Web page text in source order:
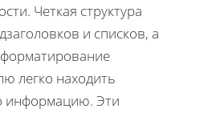
Четкая структура
и списков, а
легко находить
информацию. Эти